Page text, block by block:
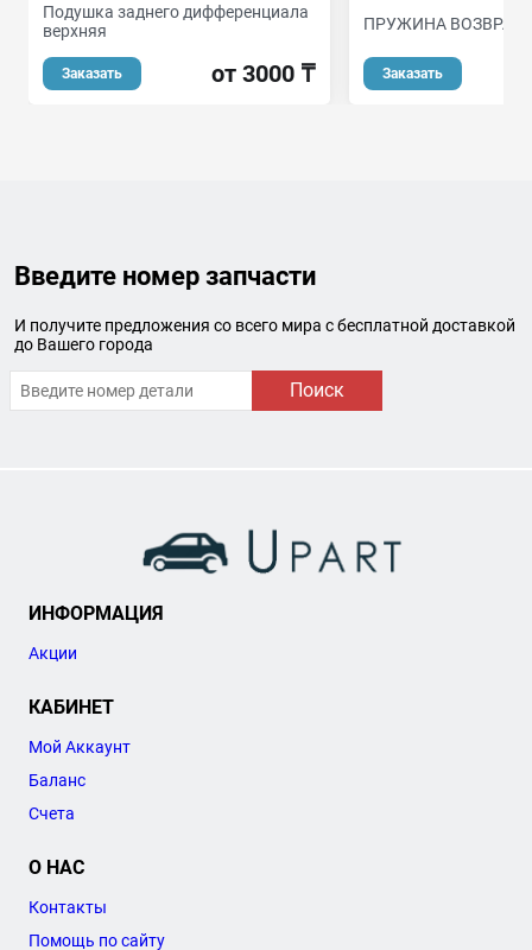
Подушка заднего дифференциала
верхняя
Заказать от 3000 ₸
ПРУЖИНА
Заказать
Введите номер запчасти
И получите предложения со всего мира с бесплатной доставкой
до Вашего города
Поиск
ИНФОРМАЦИЯ
Акции
КАБИНЕТ
Мой Аккаунт
Баланс
Счета
О НАС
Контакты
Помощь по сайту